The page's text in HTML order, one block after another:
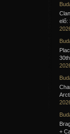
elő:
+